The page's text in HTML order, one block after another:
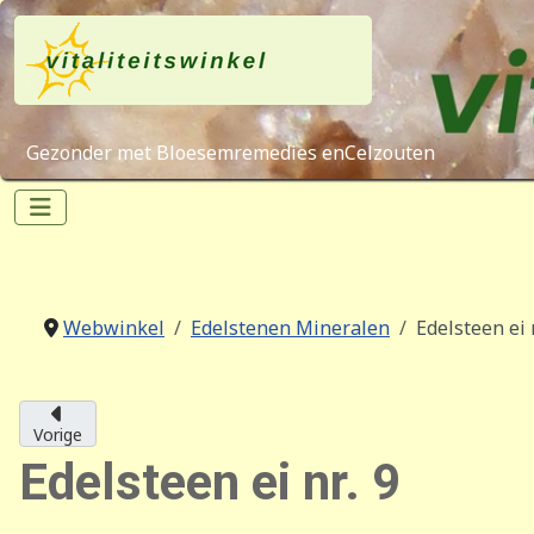
Gezonder met Bloesemremedies enCelzouten
Webwinkel Edelstenen Mineralen Edelsteen ei
Vorige
Edelsteen ei nr. 9